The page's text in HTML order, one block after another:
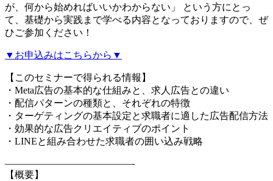
が、何から始めればいいかわからない」 という方にとっ
て、基礎から実践まで学べる内容となっておりますので、ぜ
ひご参加ください！
▼お申込みはこちらから▼
【このセミナーで得られる情報】
・Meta広告の基本的な仕組みと、求人広告との違い
・配信パターンの種類と、それぞれの特徴
・ターゲティングの基本設定と求職者に適した広告配信方法
・効果的な広告クリエイティブのポイント
・LINEと組み合わせた求職者の囲い込み戦略
—————————————-
【概要】